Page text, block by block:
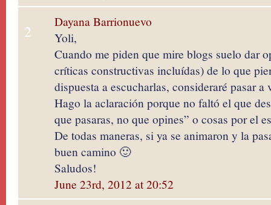
2
Dayana Barrionuevo
Yoli,
Cuando me piden que mire blogs suelo dar
críticas constructivas incluídas) de lo que
dispuesta a escucharlas, consideraré pasar a
Hago la aclaración porque no faltó el que
que pasaras, no que opines” o cosas por el
De todas maneras, si ya se animaron y la
buen camino 🙂
Saludos!
June 23rd, 2012 at 20:52